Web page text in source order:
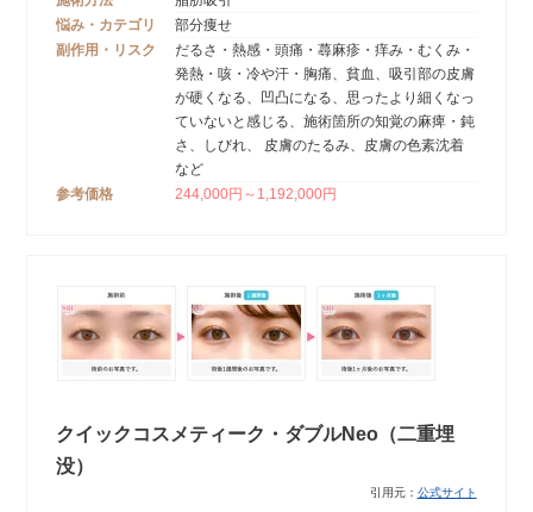
悩み・カテゴリ
部分痩せ
副作用・リスク
だるさ・熱感・頭痛・蕁麻疹・痒み・むくみ・
発熱・咳・冷や汗・胸痛、貧血、吸引部の皮膚
が硬くなる、凹凸になる、思ったより細くなっ
ていないと感じる、施術箇所の知覚の麻痺・鈍
さ、しびれ、 皮膚のたるみ、皮膚の色素沈着
など
参考価格
244,000円～1,192,000円
クイックコスメティーク・ダブルNeo（二重埋
没）
引用元： 公式サイト